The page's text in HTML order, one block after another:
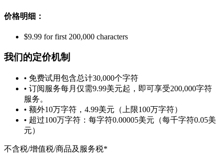
价格明细：
$9.99 for first 200,000 characters
我们的定价机制
• 免费试用包含总计30,000个字符
• 订阅服务每月仅需9.99美元起，即可享受200,000字符
服务。
• 额外10万字符，4.99美元（上限100万字符）
• 超过100万字符：每字符0.00005美元（每千字符0.05美
元）
不含税/增值税/商品及服务税*